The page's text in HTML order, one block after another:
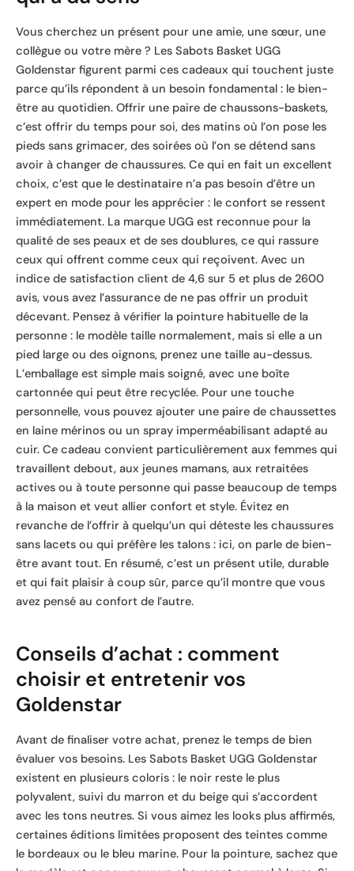
Vous cherchez un présent pour une amie, une sœur, une
collègue ou votre mère ? Les Sabots Basket UGG
Goldenstar figurent parmi ces cadeaux qui touchent juste
parce qu’ils répondent à un besoin fondamental : le bien-
être au quotidien. Offrir une paire de chaussons-baskets,
c’est offrir du temps pour soi, des matins où l’on pose les
pieds sans grimacer, des soirées où l’on se détend sans
avoir à changer de chaussures. Ce qui en fait un excellent
choix, c’est que le destinataire n’a pas besoin d’être un
expert en mode pour les apprécier : le confort se ressent
immédiatement. La marque UGG est reconnue pour la
qualité de ses peaux et de ses doublures, ce qui rassure
ceux qui offrent comme ceux qui reçoivent. Avec un
indice de satisfaction client de 4,6 sur 5 et plus de 2600
avis, vous avez l’assurance de ne pas offrir un produit
décevant. Pensez à vérifier la pointure habituelle de la
personne : le modèle taille normalement, mais si elle a un
pied large ou des oignons, prenez une taille au-dessus.
L’emballage est simple mais soigné, avec une boîte
cartonnée qui peut être recyclée. Pour une touche
personnelle, vous pouvez ajouter une paire de chaussettes
en laine mérinos ou un spray imperméabilisant adapté au
cuir. Ce cadeau convient particulièrement aux femmes qui
travaillent debout, aux jeunes mamans, aux retraitées
actives ou à toute personne qui passe beaucoup de temps
à la maison et veut allier confort et style. Évitez en
revanche de l’offrir à quelqu’un qui déteste les chaussures
sans lacets ou qui préfère les talons : ici, on parle de bien-
être avant tout. En résumé, c’est un présent utile, durable
et qui fait plaisir à coup sûr, parce qu’il montre que vous
avez pensé au confort de l’autre.
Conseils d’achat : comment
choisir et entretenir vos
Goldenstar
Avant de finaliser votre achat, prenez le temps de bien
évaluer vos besoins. Les Sabots Basket UGG Goldenstar
existent en plusieurs coloris : le noir reste le plus
polyvalent, suivi du marron et du beige qui s’accordent
avec les tons neutres. Si vous aimez les looks plus affirmés,
certaines éditions limitées proposent des teintes comme
le bordeaux ou le bleu marine. Pour la pointure, sachez que